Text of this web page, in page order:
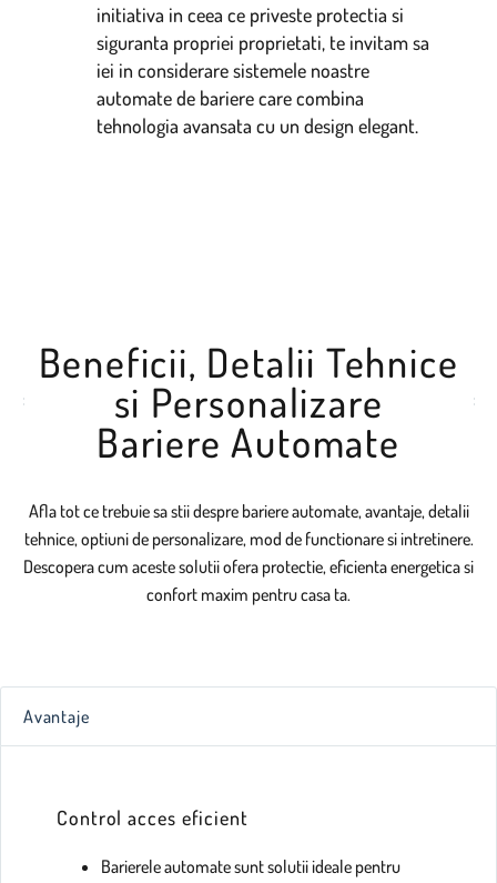
initiativa in ceea ce priveste protectia si
siguranta propriei proprietati, te invitam sa
iei in considerare sistemele noastre
automate de bariere care combina
tehnologia avansata cu un design elegant.
Beneficii, Detalii Tehnice
si Personalizare
Bariere Automate
Afla tot ce trebuie sa stii despre bariere automate, avantaje, detalii
tehnice, optiuni de personalizare, mod de functionare si intretinere.
Descopera cum aceste solutii ofera protectie, eficienta energetica si
confort maxim pentru casa ta.
Avantaje
Control acces eficient
Barierele automate sunt solutii ideale pentru